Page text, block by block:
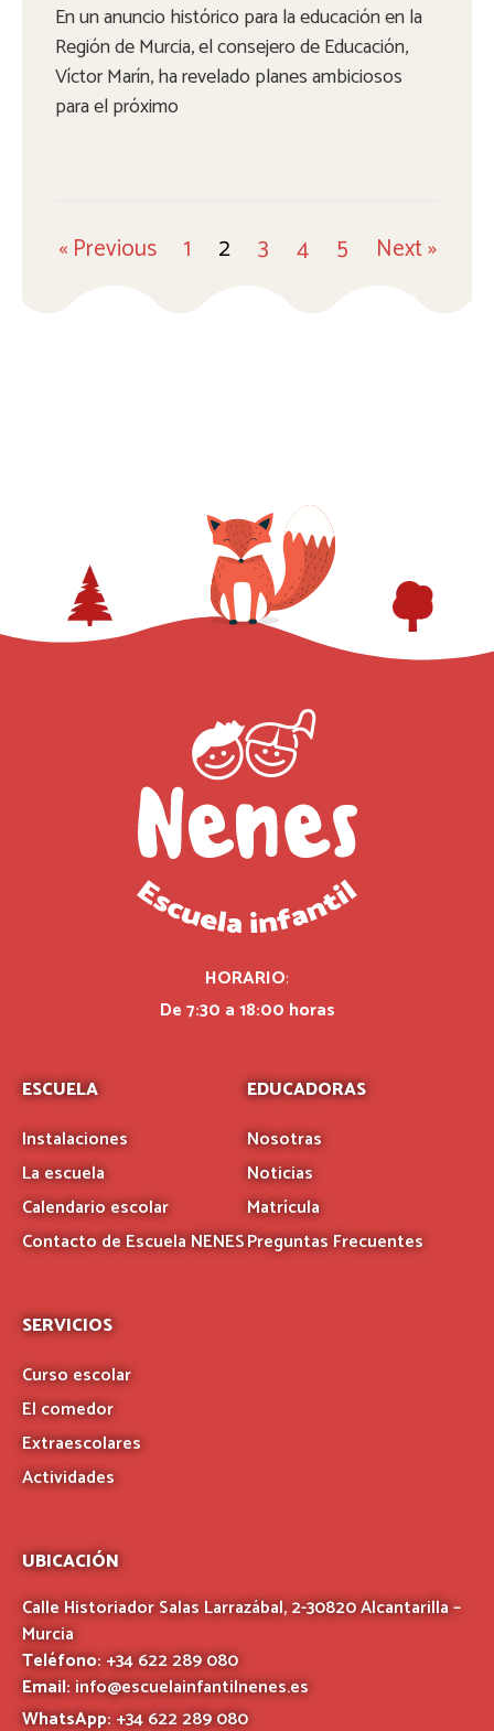
En un anuncio histórico para la educación en la
Región de Murcia, el consejero de Educación,
Víctor Marín, ha revelado planes ambiciosos
para el próximo
« Previous 1 2 3 4 5 Next »
HORARIO:
De 7:30 a 18:00 horas
ESCUELA
Instalaciones
La escuela
Calendario escolar
Contacto de Escuela NENES
EDUCADORAS
Nosotras
Noticias
Matrícula
Preguntas Frecuentes
SERVICIOS
Curso escolar
El comedor
Extraescolares
Actividades
UBICACIÓN
Calle Historiador Salas Larrazábal, 2-30820 Alcantarilla –
Murcia
Teléfono: +34 622 289 080
Email:info@escuelainfantilnenes.es
WhatsApp: +34 622 289 080